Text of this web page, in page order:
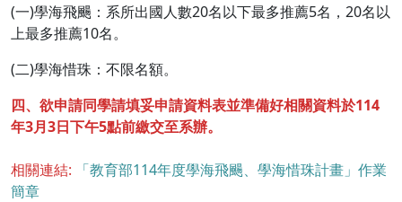
(一)學海飛颺：系所出國人數20名以下最多推薦5名，20名以
上最多推薦10名。
(二)學海惜珠：不限名額。
四、欲申請同學請填妥申請資料表並準備好相關資料於114
年3月3日下午5點前繳交至系辦。
相關連結:
「教育部114年度學海飛颺、學海惜珠計畫」作業
簡章